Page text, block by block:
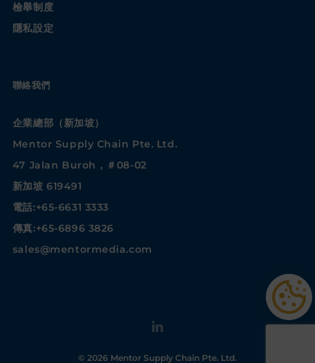
檢舉制度
隱私設定
聯絡我們
企業總部（新加坡）
Mentor Supply Chain Pte. Ltd.
47 Jalan Buroh，＃08-02
新加坡 619491
電話:+65-6631 3333
傳真:+65-6896 3826
sales@mentormedia.com
© 2026 Mentor Supply Chain Pte. Ltd.